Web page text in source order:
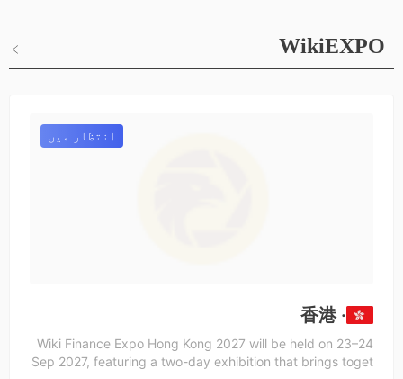
WikiEXPO
· 香港
Wiki Finance Expo Hong Kong 2027 will be held on 23–24
Sep 2027, featuring a two-day exhibition that brings toget
انتظار میں